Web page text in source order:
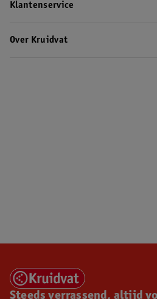
Klantenservice
Over Kruidvat
Steeds verrassend, altijd